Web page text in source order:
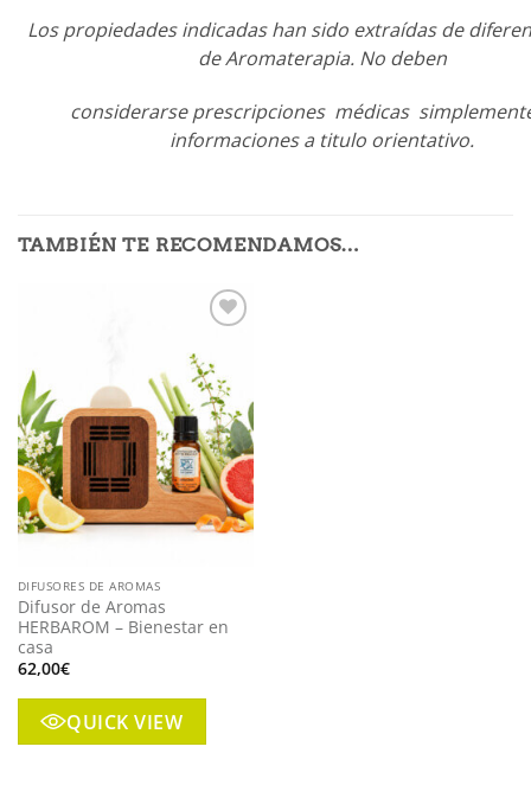
Los propiedades indicadas han sido extraídas de
de Aromaterapia. No deben
considerarse prescripciones médicas
informaciones a titulo orientativo.
TAMBIÉN TE RECOMENDAMOS…
a mi
lista
DIFUSORES DE AROMAS
Difusor de Aromas
HERBAROM – Bienestar en
casa
62,00€
QUICK VIEW